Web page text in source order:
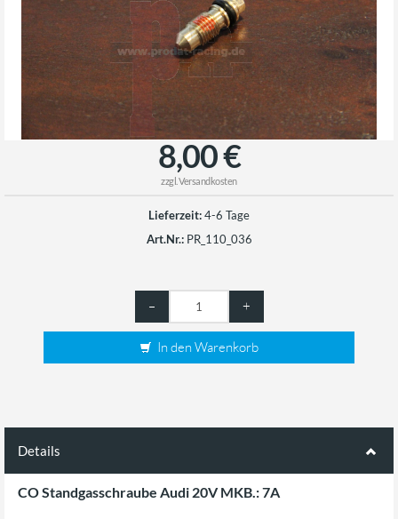
8,00 €
zzgl.Versandkosten
Lieferzeit:4-6 Tage
Art.Nr.:PR_110_036
– +
In den Warenkorb
Details
CO Standgasschraube Audi 20V MKB.: 7A